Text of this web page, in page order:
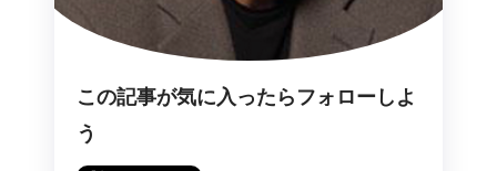
この記事が気に入ったらフォローしよ
う